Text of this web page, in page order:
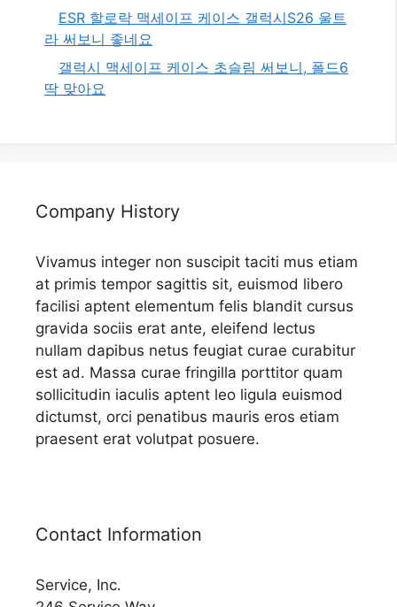
ESR 할로락 맥세이프 케이스 갤럭시S26 울트
라 써보니 좋네요
갤럭시 맥세이프 케이스 초슬림 써보니, 폴드6
딱 맞아요
Company History
Vivamus integer non suscipit taciti mus etiam
at primis tempor sagittis sit, euismod libero
facilisi aptent elementum felis blandit cursus
gravida sociis erat ante, eleifend lectus
nullam dapibus netus feugiat curae curabitur
est ad. Massa curae fringilla porttitor quam
sollicitudin iaculis aptent leo ligula euismod
dictumst, orci penatibus mauris eros etiam
praesent erat volutpat posuere.
Contact Information
Service, Inc.